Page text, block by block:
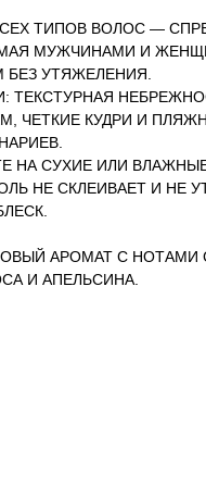
ТИПОВ ВОЛОС —
МУЖЧИНАМИ И
БЕЗ УТЯЖЕЛЕНИЯ.
ТЕКСТУРНАЯ
ЧЕТКИЕ КУДРИ И
НА СУХИЕ ИЛИ
НЕ СКЛЕИВАЕТ И НЕ
АРОМАТ С НОТАМИ
И АПЕЛЬСИНА.